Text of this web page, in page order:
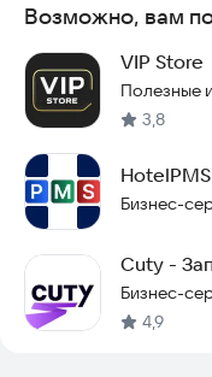
Возможно, вам
VIP Store
Полезные
3,8
Бизнес-
Cuty -
Бизнес-
4,9